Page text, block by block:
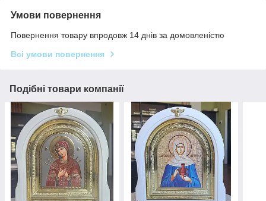
Умови повернення
Повернення товару впродовж 14 днів за домовленістю
Всі умови повернення
Подібні товари компанії